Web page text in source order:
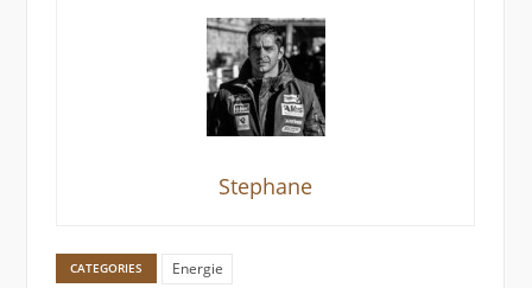
Stephane
CATEGORIES Energie